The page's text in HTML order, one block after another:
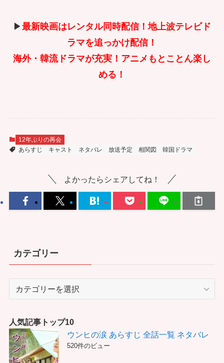
▶最新映画はレンタル同時配信！地上波テレビド
ラマを追っかけ配信！
海外・韓流ドラマが充実！アニメもとことん楽し
める！
12年ぶりの再会
あらすじ
キャスト ネタバレ 放送予定 相関図 韓国ドラマ
よかったらシェアしてね！
カテゴリー
リ
ー
人気記事トップ10
ウンヒの涙 あらすじ 全話一覧 ネタバレ
520件のビュー